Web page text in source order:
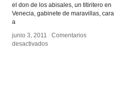
el don de los abisales, un titiritero en
Venecia, gabinete de maravillas, cara
a
junio 3, 2011 / Comentarios
desactivadosen
junio 3, 2011 / Comentarios
desactivadosen